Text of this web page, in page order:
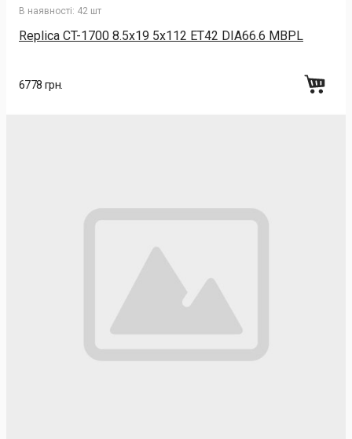
В наявності: 42 шт
Replica CT-1700 8.5x19 5x112 ET42 DIA66.6 MBPL
6778 грн.